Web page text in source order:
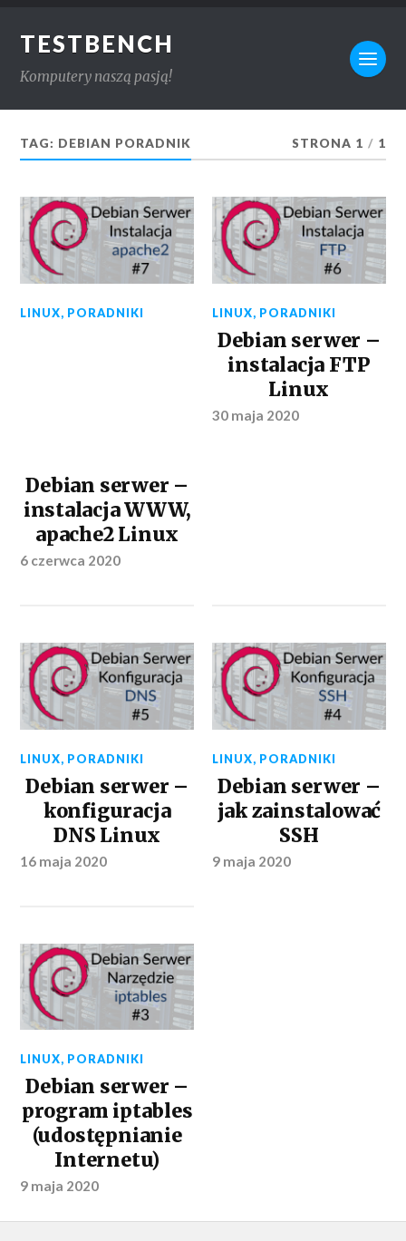
TESTBENCH
Komputery naszą pasją!
TAG: DEBIAN PORADNIK STRONA 1 / 1
LINUX, PORADNIKI
Debian serwer –
instalacja WWW,
apache2 Linux
6 czerwca 2020
LINUX, PORADNIKI
Debian serwer –
instalacja FTP
Linux
30 maja 2020
LINUX, PORADNIKI
Debian serwer –
konfiguracja
DNS Linux
16 maja 2020
LINUX, PORADNIKI
Debian serwer –
jak zainstalować
SSH
9 maja 2020
LINUX, PORADNIKI
Debian serwer –
program iptables
(udostępnianie
Internetu)
9 maja 2020